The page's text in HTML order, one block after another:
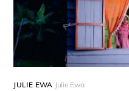
JULIE EWA Julie Ewa